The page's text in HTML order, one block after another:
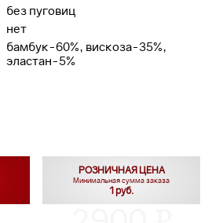
без пуговиц
нет
бамбук-60%, вискоза-35%,
эластан-5%
РОЗНИЧНАЯ ЦЕНА
Минимальная сумма заказа
1 руб.